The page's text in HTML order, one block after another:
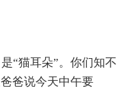
“猫耳朵”。你们知不
爸说今天中午要